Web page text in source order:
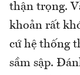
thận trọng.
khoản rất
cứ hệ thống
sầm sập.